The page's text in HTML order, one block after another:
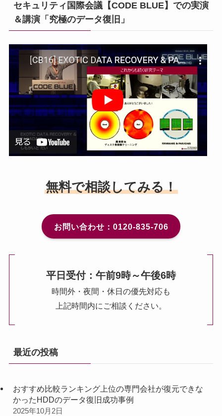
セキュリティ国際会議【CODE BLUE】での実演
＆講演「究極のデータ復旧」
無料で相談してみる！
お問い合わせ：0120-835-706
平日受付：午前9時～午後6時
時間外・夜間・休日の優先対応も
上記時間内にご相談ください。
最近の投稿
おすすめ比較ランキング上位の専門会社が復元できな
かったHDDのデータ復旧成功事例
2025年10月2日